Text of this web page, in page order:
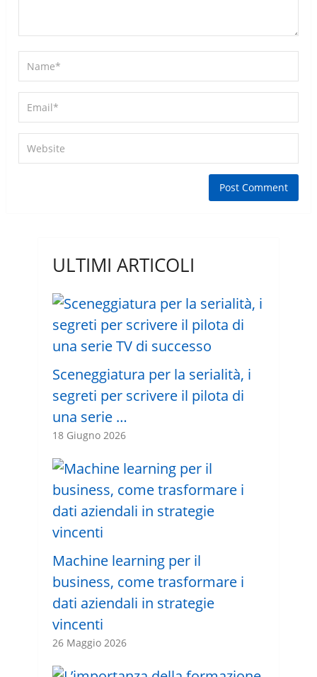
ULTIMI ARTICOLI
Sceneggiatura per la serialità, i
segreti per scrivere il pilota di
una serie …
18 Giugno 2026
Machine learning per il
business, come trasformare i
dati aziendali in strategie
vincenti
26 Maggio 2026